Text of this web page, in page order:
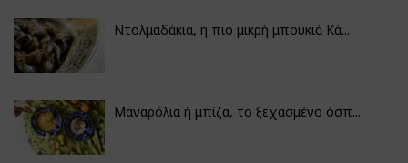
Ντολμαδάκια, η πιο μικρή μπουκιά Κά...
Μαναρόλια ή μπίζα, το ξεχασμένο όσπ...